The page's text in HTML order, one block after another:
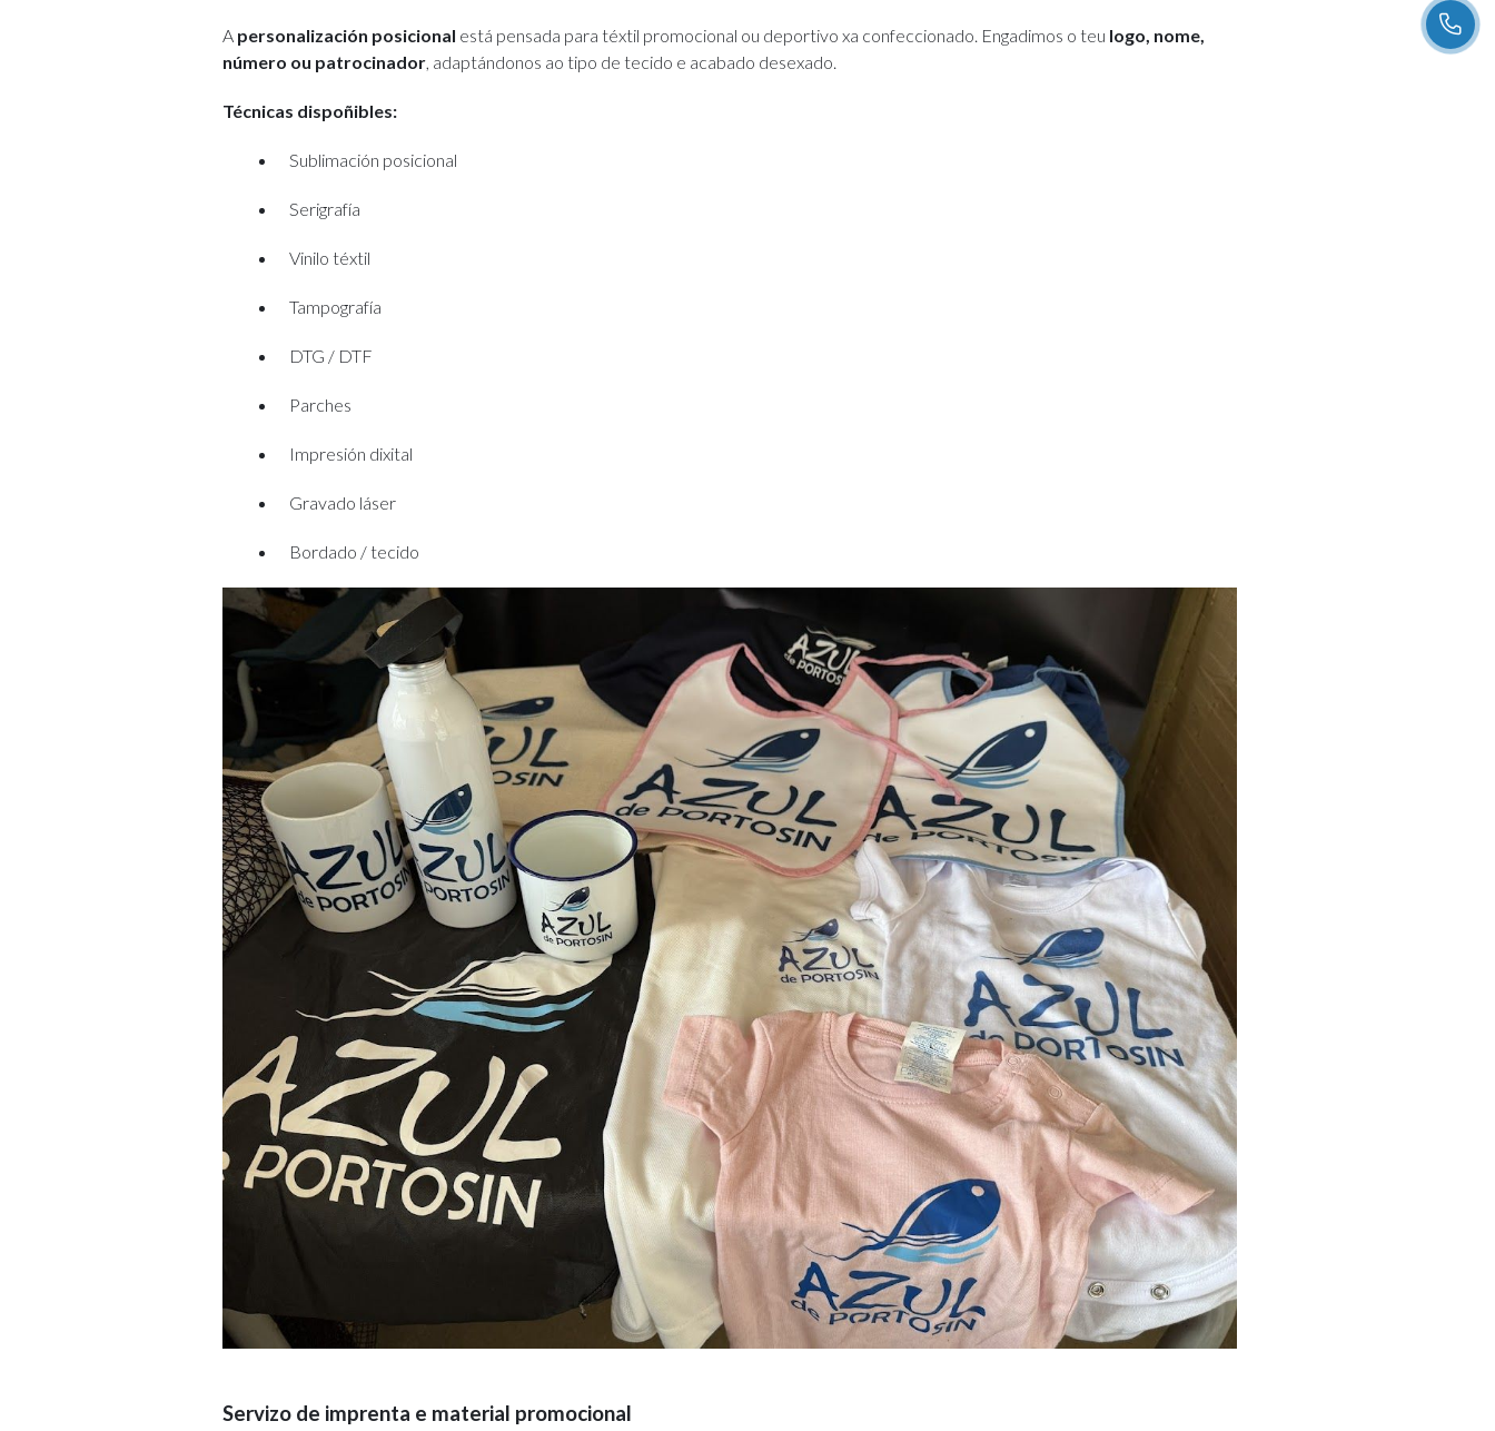
A personalización posicional está pensada para téxtil promocional ou deportivo xa confeccionado. Engadimos o teu logo, nome,
número ou patrocinador, adaptándonos ao tipo de tecido e acabado desexado.
Técnicas dispoñibles:
Sublimación posicional
Serigrafía
Vinilo téxtil
Tampografía
DTG / DTF
Parches
Impresión dixital
Gravado láser
Bordado / tecido
Servizo de imprenta e material promocional